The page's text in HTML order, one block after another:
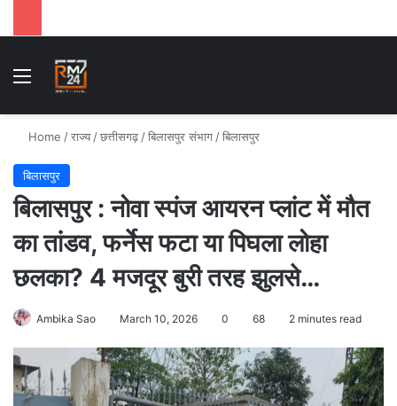
Menu
Home /राज्य /छत्तीसगढ़ /बिलासपुर संभाग /बिलासपुर
बिलासपुर
बिलासपुर : नोवा स्पंज आयरन प्लांट में मौत
का तांडव, फर्नेस फटा या पिघला लोहा
छलका? 4 मजदूर बुरी तरह झुलसे…
Ambika Sao March 10, 2026 0 68 2 minutes read